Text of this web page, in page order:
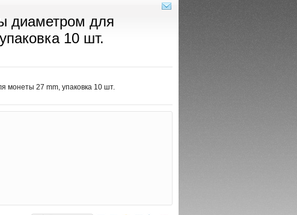
диаметром для
10 шт.
монеты 27 mm, упаковка 10 шт.